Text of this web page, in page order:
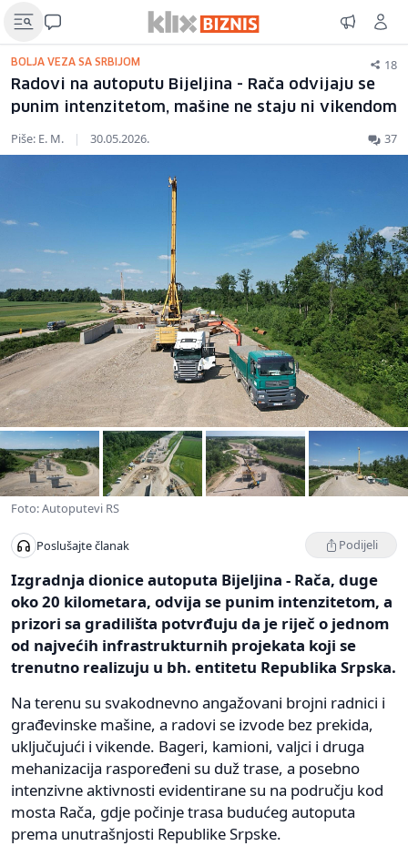
BOLJA VEZA SA SRBIJOM 18
Radovi na autoputu Bijeljina - Rača odvijaju se
punim intenzitetom, mašine ne staju ni vikendom
Piše: E. M. | 30.05.2026. 37
Foto: Autoputevi RS
Poslušajte članak Podijeli
Izgradnja dionice autoputa Bijeljina - Rača, duge
oko 20 kilometara, odvija se punim intenzitetom, a
prizori sa gradilišta potvrđuju da je riječ o jednom
od najvećih infrastrukturnih projekata koji se
trenutno realizuju u bh. entitetu Republika Srpska.
Na terenu su svakodnevno angažovani brojni radnici i
građevinske mašine, a radovi se izvode bez prekida,
uključujući i vikende. Bageri, kamioni, valjci i druga
mehanizacija raspoređeni su duž trase, a posebno
intenzivne aktivnosti evidentirane su na području kod
mosta Rača, gdje počinje trasa budućeg autoputa
prema unutrašnjosti Republike Srpske.